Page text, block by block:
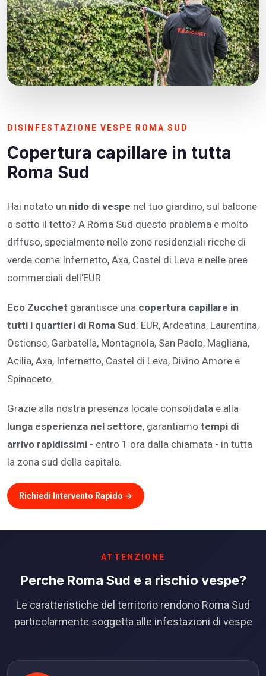
DISINFESTAZIONE VESPE ROMA SUD
Copertura capillare in tutta
Roma Sud
Hai notato un nido di vespe nel tuo giardino, sul balcone
o sotto il tetto? A Roma Sud questo problema e molto
diffuso, specialmente nelle zone residenziali ricche di
verde come Infernetto, Axa, Castel di Leva e nelle aree
commerciali dell'EUR.
Eco Zucchet garantisce una copertura capillare in
tutti i quartieri di Roma Sud: EUR, Ardeatina, Laurentina,
Ostiense, Garbatella, Montagnola, San Paolo, Magliana,
Acilia, Axa, Infernetto, Castel di Leva, Divino Amore e
Spinaceto.
Grazie alla nostra presenza locale consolidata e alla
lunga esperienza nel settore, garantiamo tempi di
arrivo rapidissimi - entro 1 ora dalla chiamata - in tutta
la zona sud della capitale.
Richiedi Intervento Rapido →
ATTENZIONE
Perche Roma Sud e a rischio vespe?
Le caratteristiche del territorio rendono Roma Sud
particolarmente soggetta alle infestazioni di vespe